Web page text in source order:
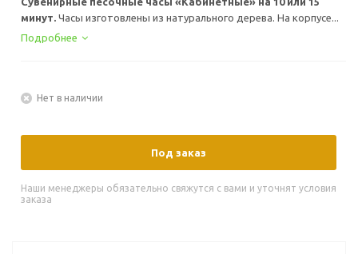
минут. Часы изготовлены из натурального дерева. На корпусе...
Подробнее
Нет в наличии
Под заказ
Наши менеджеры обязательно свяжутся с вами и уточнят условия
заказа